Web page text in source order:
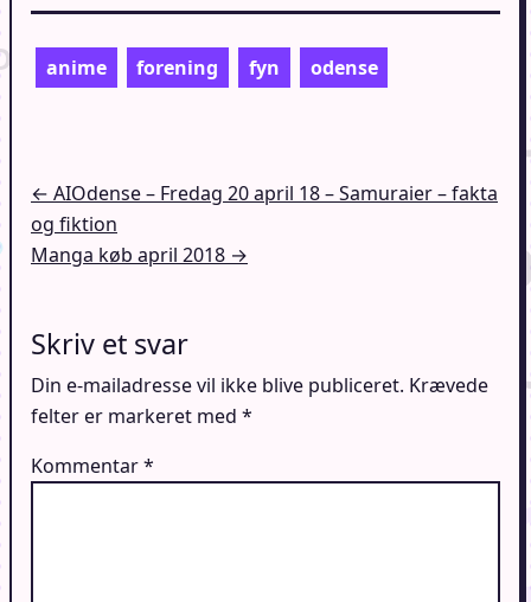
anime forening fyn odense
Indlægsnavigation
← AIOdense – Fredag 20 april 18 – Samuraier – fakta
og fiktion
Manga køb april 2018 →
Skriv et svar
Din e-mailadresse vil ikke blive publiceret. Krævede
felter er markeret med *
Kommentar*